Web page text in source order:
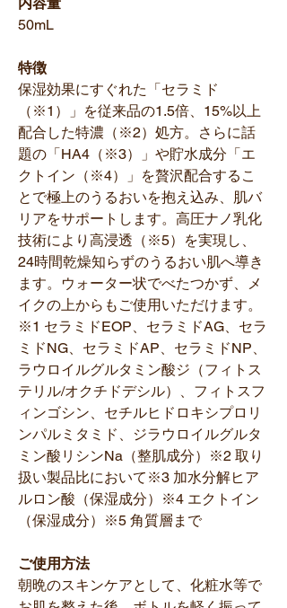
50mL
特徴
保湿効果にすぐれた「セラミド
（※1）」を従来品の1.5倍、15%以上
配合した特濃（※2）処方。さらに話
題の「HA4（※3）」や貯水成分「エ
クトイン（※4）」を贅沢配合するこ
とで極上のうるおいを抱え込み、肌バ
リアをサポートします。高圧ナノ乳化
技術により高浸透（※5）を実現し、
24時間乾燥知らずのうるおい肌へ導き
ます。ウォーター状でべたつかず、メ
イクの上からもご使用いただけます。
※1 セラミドEOP、セラミドAG、セラ
ミドNG、セラミドAP、セラミドNP、
ラウロイルグルタミン酸ジ（フィトス
テリル/オクチドデシル）、フィトスフ
ィンゴシン、セチルヒドロキシプロリ
ンパルミタミド、ジラウロイルグルタ
ミン酸リシンNa（整肌成分）※2 取り
扱い製品比において※3 加水分解ヒア
ルロン酸（保湿成分）※4 エクトイン
（保湿成分）※5 角質層まで
ご使用方法
朝晩のスキンケアとして、化粧水等で